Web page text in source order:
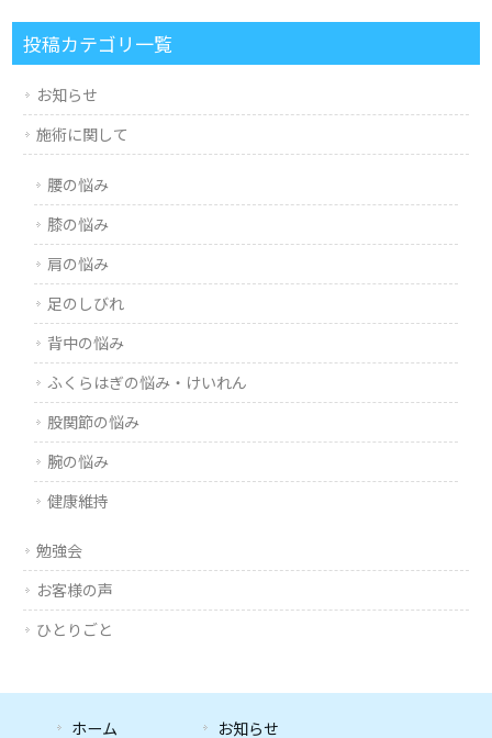
投稿カテゴリ一覧
お知らせ
施術に関して
腰の悩み
膝の悩み
肩の悩み
足のしびれ
背中の悩み
ふくらはぎの悩み・けいれん
股関節の悩み
腕の悩み
健康維持
勉強会
お客様の声
ひとりごと
ホーム お知らせ